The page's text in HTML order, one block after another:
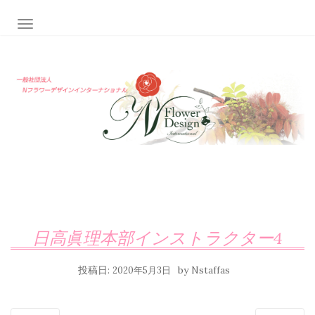
ナビゲーション切り替え
日高眞理本部インストラクター4
投稿日: 2020年5月3日 by Nstaffas